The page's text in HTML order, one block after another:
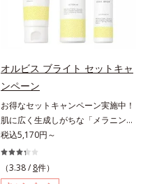
能を維持。ニキビができにくい肌を
目指します。さらにビタミンC誘導
体をはじめとした5種の整肌成分
(*1)から成る「ナノVCショットカプ
セル」を配合。カプセルが浸透して
から成分を放出する特殊技術によっ
て、高い浸透力(*2)と安定性を実
現。毛穴の目立ちをしっかりケア
(*3)して、ゆらぎやすいニキビ肌
を、みずみずしい清潔な垢抜け肌
(*4)へと導きます。たっぷりの保湿
成分で低刺激。敏感肌の方にもお使
いいただけます(*5)。*1 テトラ2-ヘ
オルビス ブライト セットキャ
ンペーン
お得なセットキャンペーン実施中！
肌に広く生成しがちな「メラニンに
じみ(*1)」の原因をブロック(*2)！
澄み渡る輝き透明肌(*3)へ。業界初
(*4)知見「メラニンの第三のルー
ト」である「横のひろがり」に着目
税込5,170円～
（3.38 / 8件）